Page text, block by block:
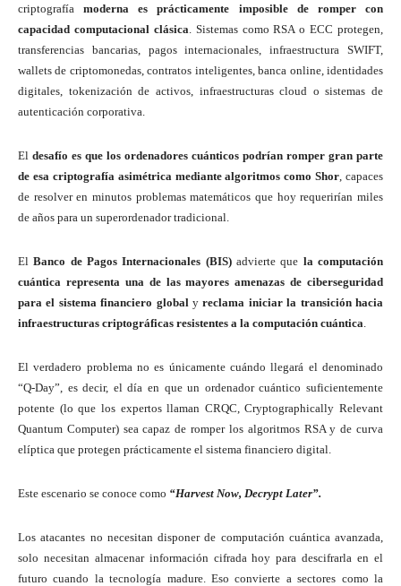
criptografíamoderna es prácticamente imposible de romper con
capacidad computacional clásica . Sistemas como RSA o ECC protegen,
transferencias bancarias, pagos internacionales, infraestructura SWIFT,
wallets de criptomonedas, contratos inteligentes, banca online, identidades
digitales, tokenización de activos, infraestructuras cloud o sistemas de
autenticación corporativa.
El desafío es que los ordenadores cuánticos podrían romper gran parte
de esa criptografía asimétrica mediante algoritmos como Shor , capaces
de resolver en minutos problemas matemáticos que hoy requerirían miles
de años para un superordenador tradicional.
ElBanco de Pagos Internacionales (BIS)advierte que la computación
cuántica representa una de las mayores amenazas de ciberseguridad
para el sistema financiero global yreclama iniciar la transición hacia
infraestructuras criptográficas resistentes a la computación cuántica
El verdadero problema no es únicamente cuándo llegará el denominado
“Q-Day”, es decir, el día en que un ordenador cuántico suficientemente
potente (lo que los expertos llaman CRQC, Cryptographically Relevant
Quantum Computer) sea capaz de romper los algoritmos RSA y de curva
elíptica que protegen prácticamente el sistema financiero digital.
Este escenario se conoce como “Harvest Now, Decrypt Later”.
Los atacantes no necesitan disponer de computación cuántica avanzada,
solo necesitan almacenar información cifrada hoy para descifrarla en el
futuro cuando la tecnología madure. Eso convierte a sectores como la